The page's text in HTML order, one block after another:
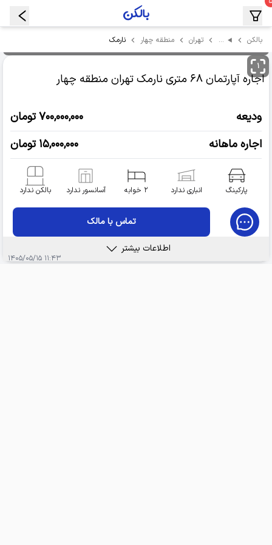
بالکن … تهران منطقه چهار نارمک
۱
اجاره آپارتمان۶۸ متری نارمک تهران منطقه چهار
ودیعه
۷۰۰,۰۰۰,۰۰۰ تومان
اجاره ماهانه
۱۵,۰۰۰,۰۰۰ تومان
پارکینگ انباری ندارد ۲ خوابه آسانسور ندارد بالکن ندارد
تماس با مالک
اطلاعات بیشتر
۱۱:۴۳ ۱۴۰۵/۰۵/۱۵